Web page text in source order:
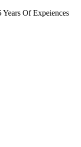
Of Expeiences